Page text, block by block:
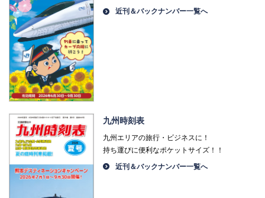
近刊＆バックナンバー一覧へ
九州時刻表
九州エリアの旅行・ビジネスに！
持ち運びに便利なポケットサイズ！！
近刊＆バックナンバー一覧へ